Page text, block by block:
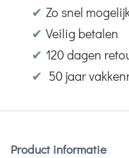
✔ Zo snel
✔ Veilig betalen
✔ 120 dagen
✔ 50 jaar
Product informatie